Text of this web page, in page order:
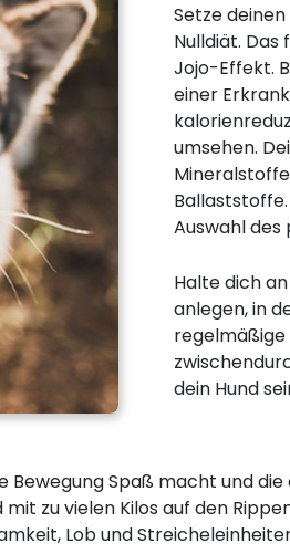
Setze
Nulldiät.
Jojo-Effekt.
einer
umsehen.
Auswahl des
Halte dich
anlegen, in
regelmäßige
dein Hund
Bewegung Spaß macht und
zu vielen Kilos auf den
Lob und